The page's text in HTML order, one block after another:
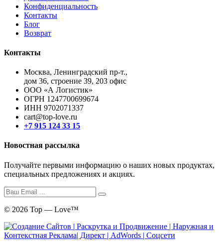
Конфиденциальность
Контакты
Блог
Возврат
Контакты
Москва, Ленинградский пр-т.,
дом 36, строение 39, 203 офис
ООО «А Логистик»
ОГРН 1247700699674
ИНН 9702071337
cart@top-love.ru
+7 915 124 33 15
Новостная рассылка
Получайте первыми информацию о наших новых продуктах,
специальных предложениях и акциях.
© 2026 Top — Love™